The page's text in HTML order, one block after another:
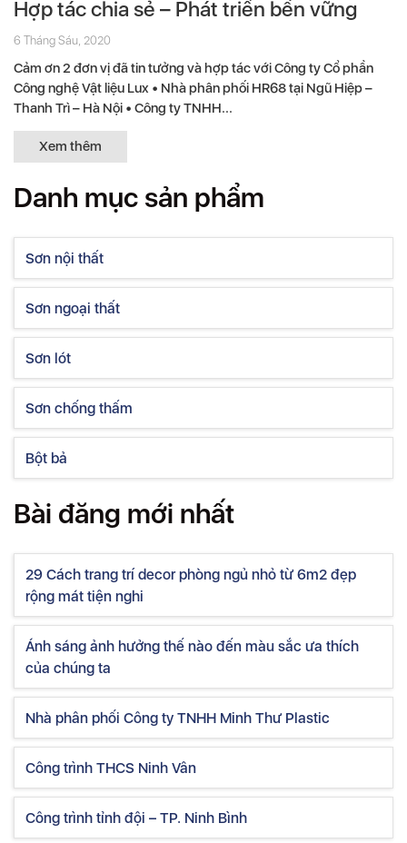
Hợp tác chia sẻ – Phát triển bền vững
6 Tháng Sáu, 2020
Cảm ơn 2 đơn vị đã tin tưởng và hợp tác với Công ty Cổ phần
Công nghệ Vật liệu Lux • Nhà phân phối HR68 tại Ngũ Hiệp –
Thanh Trì – Hà Nội • Công ty TNHH...
Xem thêm
Danh mục sản phẩm
Sơn nội thất
Sơn ngoại thất
Sơn lót
Sơn chống thấm
Bột bả
Bài đăng mới nhất
29 Cách trang trí decor phòng ngủ nhỏ từ 6m2 đẹp
rộng mát tiện nghi
Ánh sáng ảnh hưởng thế nào đến màu sắc ưa thích
của chúng ta
Nhà phân phối Công ty TNHH Minh Thư Plastic
Công trình THCS Ninh Vân
Công trình tỉnh đội – TP. Ninh Bình